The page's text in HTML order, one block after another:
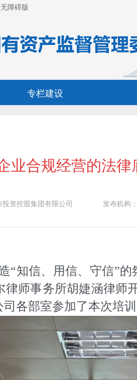
无障碍版
专栏建设
业合规经营的法
投资控股集团有限公司 发布机构
“知信、用信、守信”
师事务所胡婕涵律师
各部室参加了本次培训